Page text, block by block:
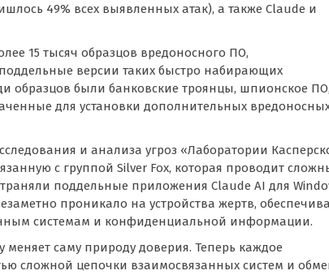
49% всех выявленных атак), а также Claude и
15 тысяч образцов вредоносного ПО,
версии таких быстро набирающих
образцов были банковские троянцы, шпионское ПО,
для установки дополнительных
и анализа угроз «Лаборатории
с группой Silver Fox, которая проводит
поддельные приложения Claude AI для
проникало на устройства жертв,
системам и конфиденциальной информации.
саму природу доверия. Теперь каждое
сложной цепочки взаимосвязанных систем и